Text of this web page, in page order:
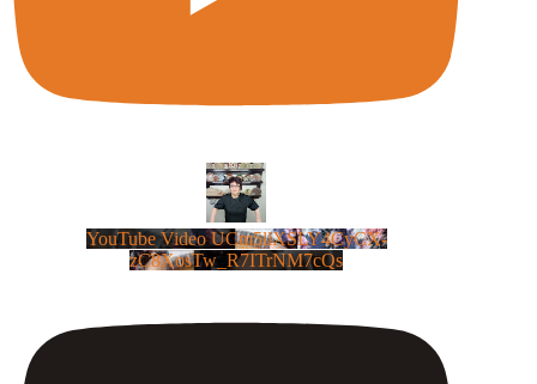
YouTube Video UCm5llXSLY4CyCX-
zC8XosTw_R7ITrNM7cQs